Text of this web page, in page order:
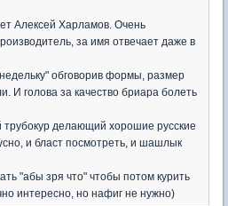
Алексей Харламов. Очень
за имя отвечает даже в
обговорив формы, размер
И голова за качество бриара болеть
делающий хорошие русские
и бласт посмотреть, и шашлык
"абы зря что" чтобы потом курить
интересно, но нафиг не нужно)